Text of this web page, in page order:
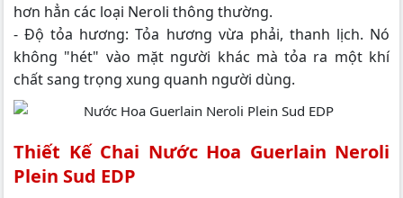
hơn hẳn các loại Neroli thông thường.
- Độ tỏa hương: Tỏa hương vừa phải, thanh lịch. Nó
không "hét" vào mặt người khác mà tỏa ra một khí
chất sang trọng xung quanh người dùng.
Thiết Kế Chai Nước Hoa Guerlain Neroli
Plein Sud EDP